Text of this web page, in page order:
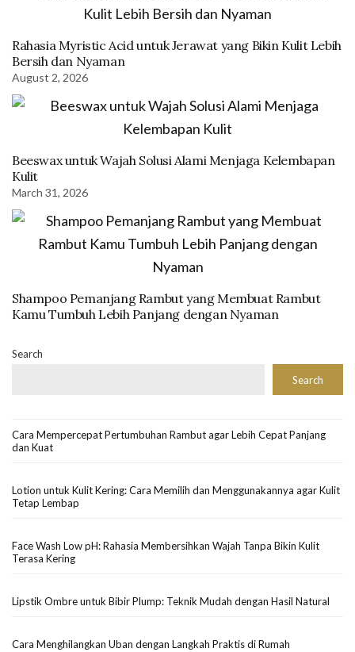
Rahasia Myristic Acid untuk Jerawat yang Bikin Kulit Lebih
Bersih dan Nyaman
August 2, 2026
Beeswax untuk Wajah Solusi Alami Menjaga Kelembapan
Kulit
March 31, 2026
Shampoo Pemanjang Rambut yang Membuat Rambut
Kamu Tumbuh Lebih Panjang dengan Nyaman
Search
Search
Cara Mempercepat Pertumbuhan Rambut agar Lebih Cepat Panjang
dan Kuat
Lotion untuk Kulit Kering: Cara Memilih dan Menggunakannya agar Kulit
Tetap Lembap
Face Wash Low pH: Rahasia Membersihkan Wajah Tanpa Bikin Kulit
Terasa Kering
Lipstik Ombre untuk Bibir Plump: Teknik Mudah dengan Hasil Natural
Cara Menghilangkan Uban dengan Langkah Praktis di Rumah